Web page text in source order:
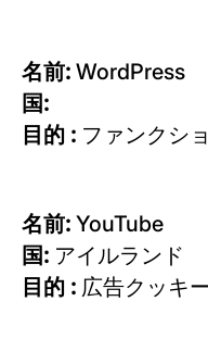
名前: WordPress
国:
目的 : ファンクシ
名前: YouTube
国: アイルランド
目的 : 広告クッキ